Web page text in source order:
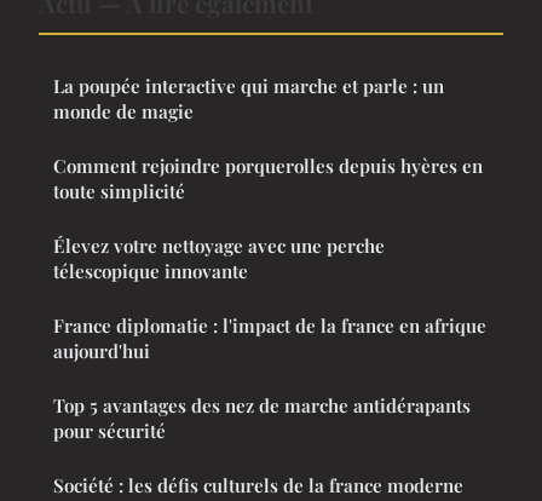
La poupée interactive qui marche et parle : un
monde de magie
Comment rejoindre porquerolles depuis hyères en
toute simplicité
Élevez votre nettoyage avec une perche
télescopique innovante
France diplomatie : l'impact de la france en afrique
aujourd'hui
Top 5 avantages des nez de marche antidérapants
pour sécurité
Société : les défis culturels de la france moderne